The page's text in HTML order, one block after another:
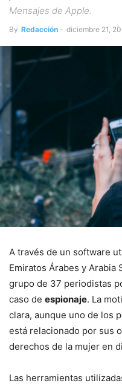
Mensajes de Apple.
By Redacción - diciembre 21,
A través de un software
Emiratos Árabes y Arabia
grupo de 37 periodistas
caso de espionaje. La
clara, aunque uno de los
está relacionado por sus
derechos de la mujer en
Las herramientas